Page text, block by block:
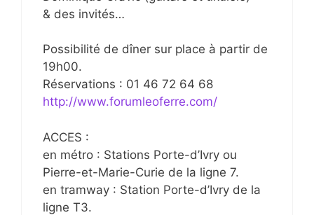
& des invités…
Possibilité de dîner sur place à partir de
19h00.
Réservations : 01 46 72 64 68
http://www.forumleoferre.com/
ACCES :
en métro : Stations Porte-d’Ivry ou
Pierre-et-Marie-Curie de la ligne 7.
en tramway : Station Porte-d’Ivry de la
ligne T3.